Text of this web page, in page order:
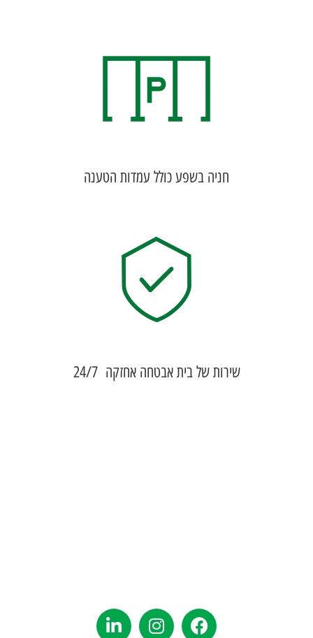
חניה בשפע כולל עמדות הטענה
שירות של בית אבטחה אחזקה 24/7